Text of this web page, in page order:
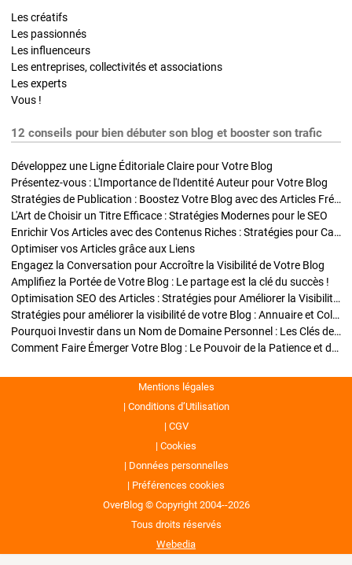
Les créatifs
Les passionnés
Les influenceurs
Les entreprises, collectivités et associations
Les experts
Vous !
12 conseils pour bien débuter son blog et booster son trafic
Développez une Ligne Éditoriale Claire pour Votre Blog
Présentez-vous : L'Importance de l'Identité Auteur pour Votre Blog
Stratégies de Publication : Boostez Votre Blog avec des Articles Fréquents et Exclusifs
L'Art de Choisir un Titre Efficace : Stratégies Modernes pour le SEO
Enrichir Vos Articles avec des Contenus Riches : Stratégies pour Captiver et Optimiser
Optimiser vos Articles grâce aux Liens
Engagez la Conversation pour Accroître la Visibilité de Votre Blog
Amplifiez la Portée de Votre Blog : Le partage est la clé du succès !
Optimisation SEO des Articles : Stratégies pour Améliorer la Visibilité de Votre Blog
Stratégies pour améliorer la visibilité de votre Blog : Annuaire et Collaborations
Pourquoi Investir dans un Nom de Domaine Personnel : Les Clés de la Réussite de Votre Blog
Comment Faire Émerger Votre Blog : Le Pouvoir de la Patience et de la Persévérance
Mentions légales
Conditions d’Utilisation
CGV
Cookies
Données personnelles
Préférences cookies
OverBlog © Copyright 2004--2026
Tous droits réservés
Webedia